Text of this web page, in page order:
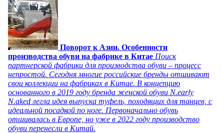
Поворот к Азии. Особенности
производства обуви на фабрике в Китае Поиск
партнерской фабрики для производства обуви – процесс
непростой. Сегодня многие российские бренды отшивают
свои коллекции на фабриках в Китае. В концепцию
основанного в 2019 году бренда женской обуви N.early
N.aked легла идея выпуска туфель, походящих для танцев, с
идеальной посадкой по ноге. Первоначально обувь
отшивалась в Европе, но уже в 2022 году производство
обуви перенесли в Китай.